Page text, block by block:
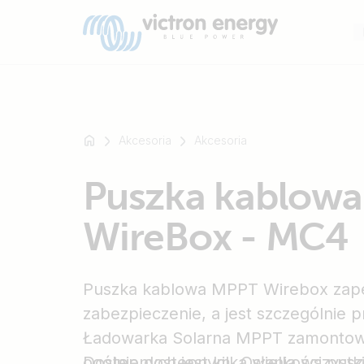
Akcesoria Akcesoria
Puszka
WireBox - MC4
Puszka kablowa MPPT Wirebox
zabezpieczenie, a jest szczególnie
Ładowarka Solarna MPPT